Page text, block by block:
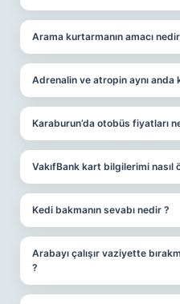
Arama kurtarmanın amacı
Adrenalin ve atropin aynı anda
Karaburun’da otobüs fiyatları
VakıfBank kart bilgilerimi nasıl
Kedi bakmanın sevabı nedir ?
Arabayı çalışır vaziyette
?